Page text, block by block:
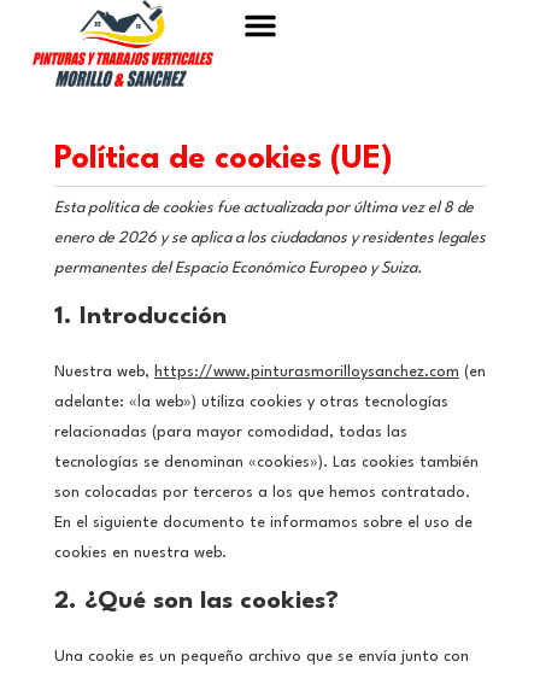
Política de cookies (UE)
Esta política de cookies fue actualizada por última vez el 8 de
enero de 2026 y se aplica a los ciudadanos y residentes legales
permanentes del Espacio Económico Europeo y Suiza.
1. Introducción
Nuestra web, https://www.pinturasmorilloysanchez.com (en
adelante: «la web») utiliza cookies y otras tecnologías
relacionadas (para mayor comodidad, todas las
tecnologías se denominan «cookies»). Las cookies también
son colocadas por terceros a los que hemos contratado.
En el siguiente documento te informamos sobre el uso de
cookies en nuestra web.
2. ¿Qué son las cookies?
Una cookie es un pequeño archivo que se envía junto con